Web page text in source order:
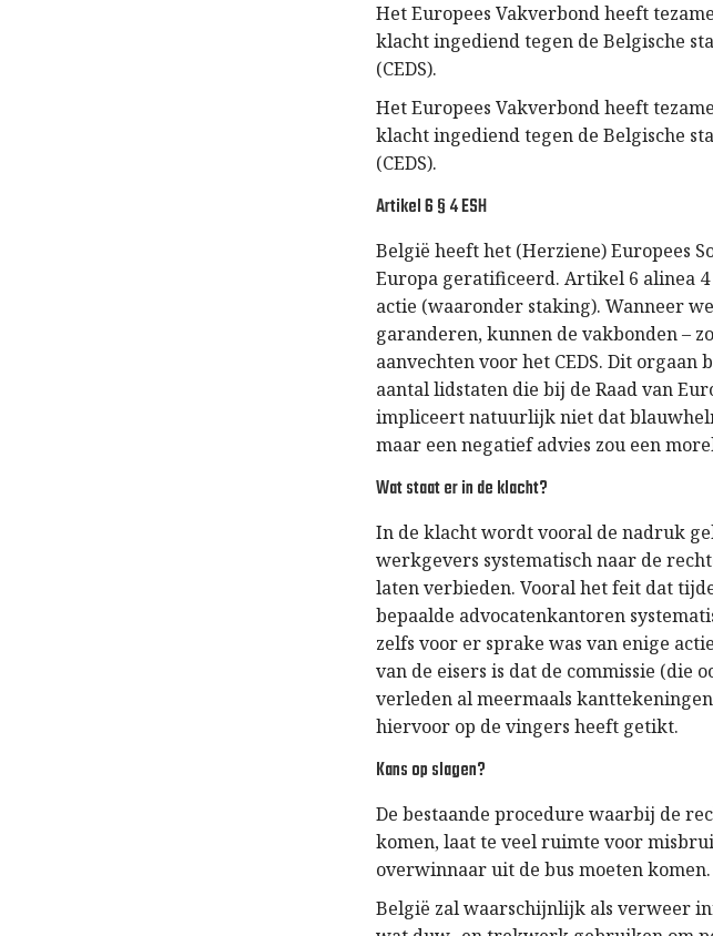
Het Europees Vakverbond heeft
klacht ingediend tegen de Belgische
(CEDS).
Het Europees Vakverbond heeft
klacht ingediend tegen de Belgische
(CEDS).
Artikel 6 § 4 ESH
België heeft het (Herziene) Europees
Europa geratificeerd. Artikel 6 alinea
actie (waaronder staking). Wanneer
garanderen, kunnen de vakbonden –
aanvechten voor het CEDS. Dit
aantal lidstaten die bij de Raad van
impliceert natuurlijk niet dat
maar een negatief advies zou een
Wat staat er in de klacht?
In de klacht wordt vooral de nadruk
werkgevers systematisch naar de
laten verbieden. Vooral het feit dat
bepaalde advocatenkantoren
zelfs voor er sprake was van enige
van de eisers is dat de commissie (die
verleden al meermaals
hiervoor op de vingers heeft getikt.
Kans op slagen?
De bestaande procedure waarbij de
komen, laat te veel ruimte voor
overwinnaar uit de bus moeten
België zal waarschijnlijk als verweer